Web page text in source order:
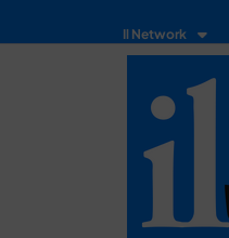
Il Network